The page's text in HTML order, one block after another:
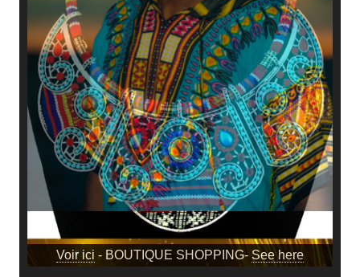
Voir ici - BOUTIQUE SHOPPING- See here